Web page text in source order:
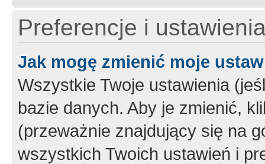
Preferencje i
Jak mogę zmienić moje
Wszystkie Twoje ustawienia
bazie danych. Aby je zmienić,
(przeważnie znajdujący się na
wszystkich Twoich ustawień i